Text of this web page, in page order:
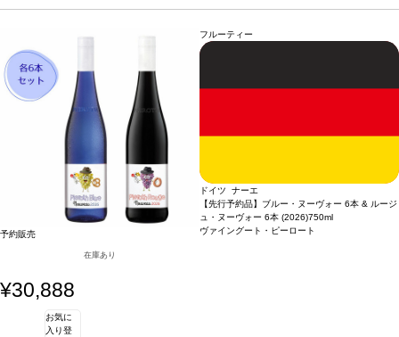
ます。 ・お届け先1件につき送料1,760円を頂戴いたします。 ・値引きクーポンは
ご利用いただけません。 ・クール便発送はお選びいただけません。
予約販売
在庫あり
フルーティー
ドイツ ナーエ
【先行予約品】ブルー・ヌーヴォー 6本 & ルージ
ュ・ヌーヴォー 6本 (2026)750ml
ヴァイングート・ピーロート
¥30,888
お気に
入り登